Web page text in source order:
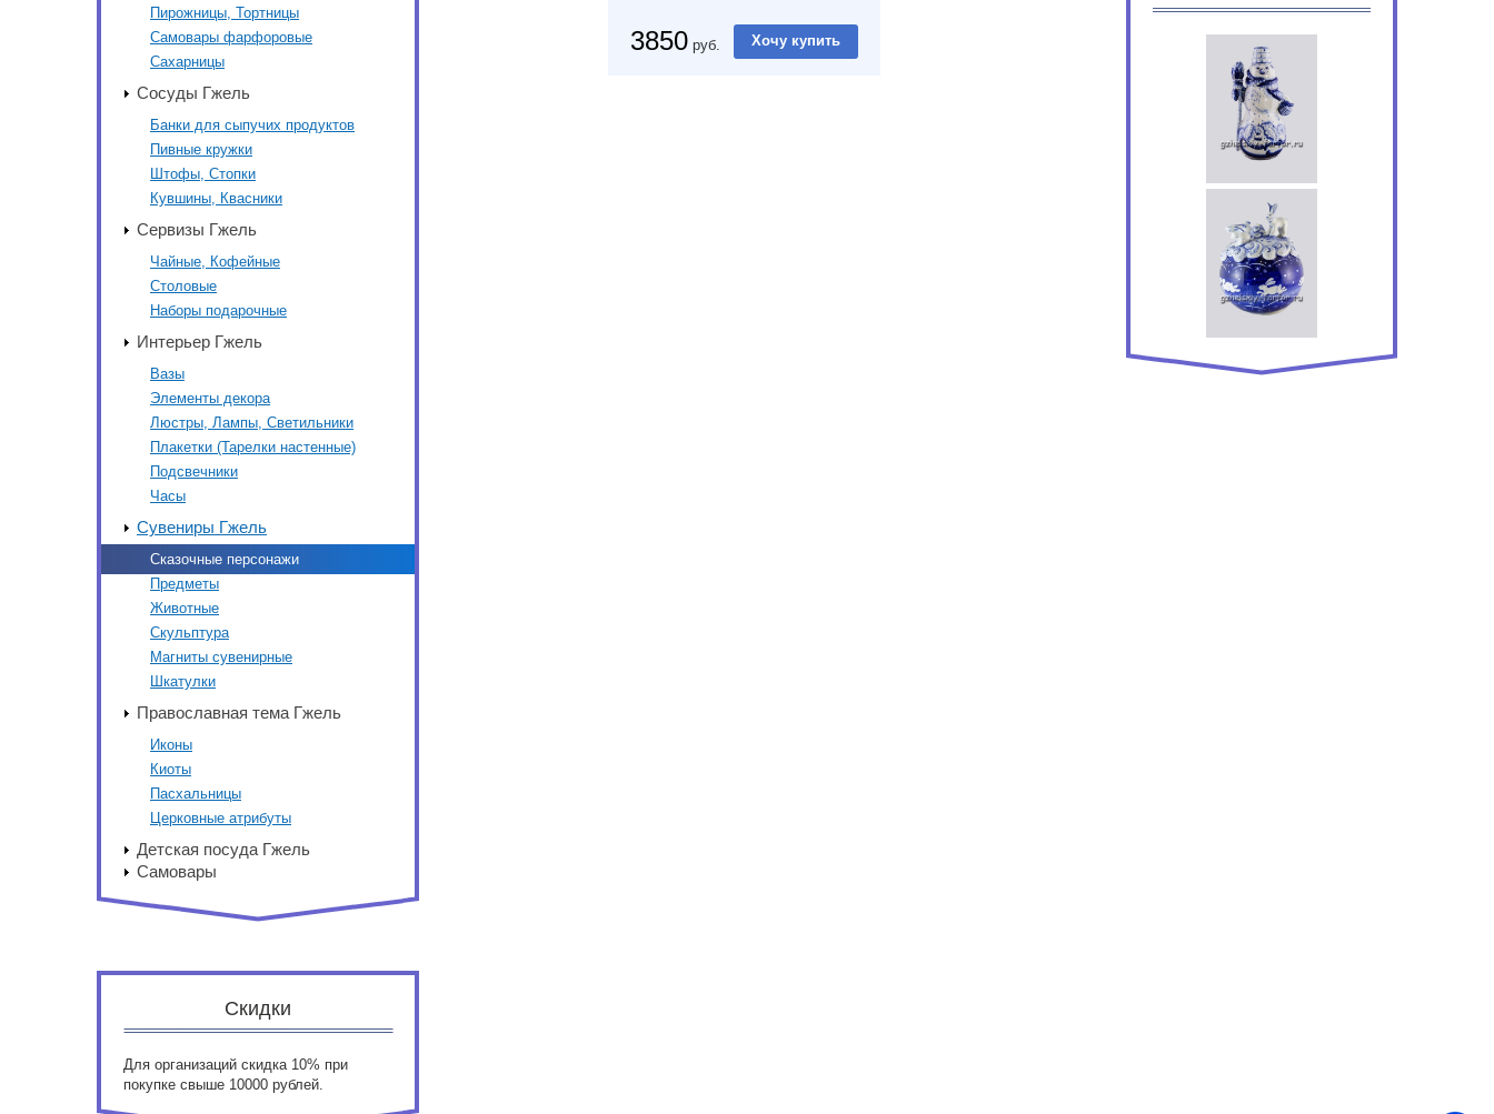
Пирожницы, Тортницы
Самовары фарфоровые
Сахарницы
Сосуды Гжель
Банки для сыпучих продуктов
Пивные кружки
Штофы, Стопки
Кувшины, Квасники
Сервизы Гжель
Чайные, Кофейные
Столовые
Наборы подарочные
Интерьер Гжель
Вазы
Элементы декора
Люстры, Лампы, Светильники
Плакетки (Тарелки настенные)
Подсвечники
Часы
Сувениры Гжель
Сказочные персонажи
Предметы
Животные
Скульптура
Магниты сувенирные
Шкатулки
Православная тема Гжель
Иконы
Киоты
Пасхальницы
Церковные атрибуты
Детская посуда Гжель
Самовары
Скидки
Для организаций скидка 10% при
покупке свыше 10000 рублей.
3850 руб.